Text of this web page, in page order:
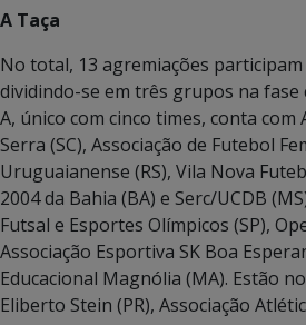
A Taça
No total, 13 agremiações participam
dividindo-se em três grupos na fase
A, único com cinco times, conta com
Serra (SC), Associação de Futebol
Uruguaianense (RS), Vila Nova
2004 da Bahia (BA) e Serc/UCDB
Futsal e Esportes Olímpicos (SP),
Associação Esportiva SK Boa
Educacional Magnólia (MA). Estão
Eliberto Stein (PR), Associação